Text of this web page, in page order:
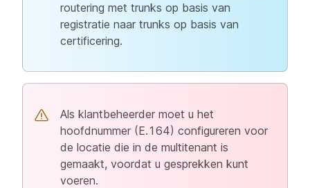
routering met trunks op basis van
registratie naar trunks op basis van
certificering.
Als klantbeheerder moet u het
hoofdnummer (E.164) configureren voor
de locatie die in de multitenant is
gemaakt, voordat u gesprekken kunt
voeren.